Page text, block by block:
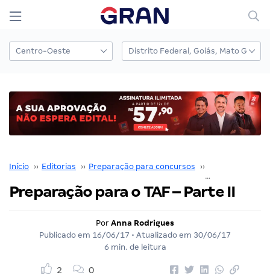
Início ›› Editorias ›› Preparação para concursos ››
Preparação para o TAF – Parte II
Por Anna Rodrigues
Publicado em 16/06/17 • Atualizado em 30/06/17
6 min. de leitura
2 0